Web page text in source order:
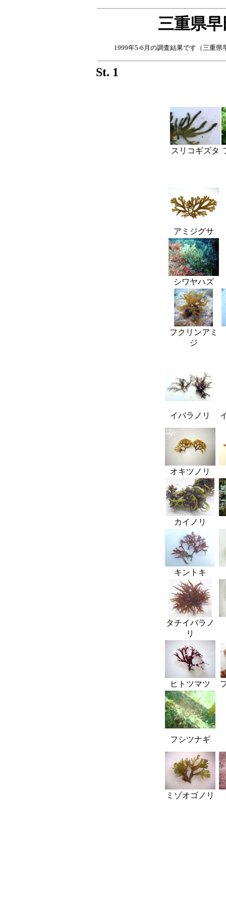
三重県
1999年5-6月の調査結果です（三重県
St. 1
スリコギズタ
アミジグサ
シワヤハズ
フクリンアミ
ジ
イバラノリ
オキツノリ
カイノリ
キントキ
タチイバラノ
リ
ヒトツマツ
フシツナギ
ミゾオゴノリ